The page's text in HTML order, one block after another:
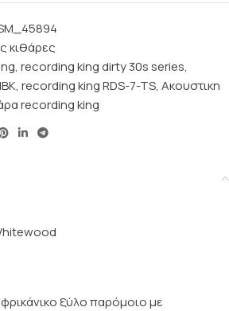
κιθάρες
, recording king dirty 30s series,
, recording king RDS-7-TS, Ακουστικη
recording king
ξύλο παρόμοιο με